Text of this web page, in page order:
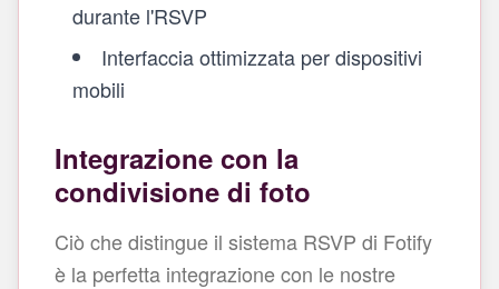
durante l'RSVP
Interfaccia ottimizzata per dispositivi
mobili
Integrazione con la
condivisione di foto
Ciò che distingue il sistema RSVP di Fotify
è la perfetta integrazione con le nostre